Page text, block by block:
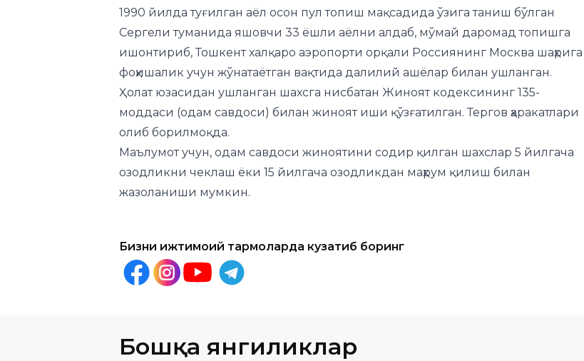
1990 йилда туғилган аёл осон пул топиш мақсадида ўзига таниш бўлган
Сергели туманида яшовчи 33 ёшли аёлни алдаб, мўмай даромад топишга
ишонтириб, Тошкент халқаро аэропорти орқали Россиянинг Москва шаҳрига
фоҳишалик учун жўнатаётган вақтида далилий ашёлар билан ушланган.
Ҳолат юзасидан ушланган шахсга нисбатан Жиноят кодексининг 135-
моддаси (одам савдоси) билан жиноят иши қўзғатилган. Тергов ҳаракатлари
олиб борилмоқда.
Маълумот учун, одам савдоси жиноятини содир қилган шахслар 5 йилгача
озодликни чеклаш ёки 15 йилгача озодликдан маҳрум қилиш билан
жазоланиши мумкин.
Бизни ижтимоий тармоқларда кузатиб боринг
Бошқа янгиликлар